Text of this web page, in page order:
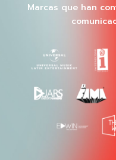
Marcas que han